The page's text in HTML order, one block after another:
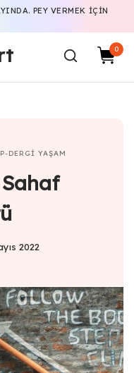
PEY VERMEK IÇIN
0
DERGI YAŞAM
2022